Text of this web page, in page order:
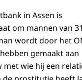
in Assen is
om mannen van
wordt door het
gemaakt aan
met wie hij een